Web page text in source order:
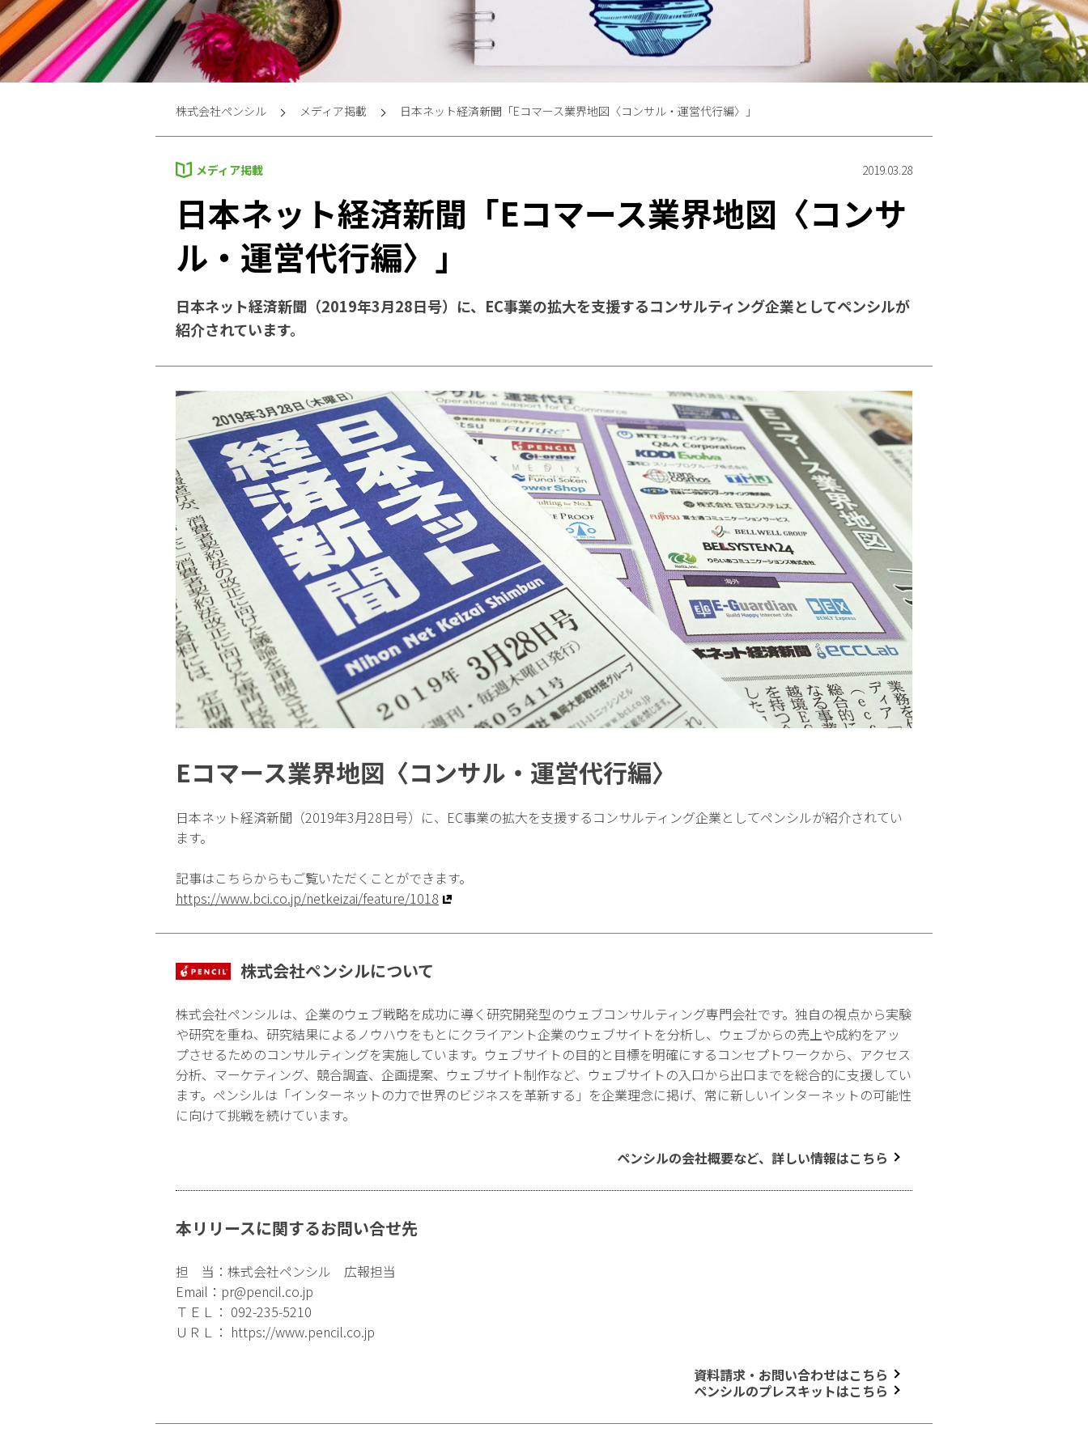
株式会社ペンシル メディア掲載 日本ネット経済新聞「Eコマース業界地図〈コンサル・運営代行編〉」
メディア掲載 2019.03.28
日本ネット経済新聞「Eコマース業界地図〈コンサ
ル・運営代行編〉」
日本ネット経済新聞（2019年3月28日号）に、EC事業の拡大を支援するコンサルティング企業としてペンシルが
紹介されています。
Eコマース業界地図〈コンサル・運営代行編〉
日本ネット経済新聞（2019年3月28日号）に、EC事業の拡大を支援するコンサルティング企業としてペンシルが紹介されてい
ます。
記事はこちらからもご覧いただくことができます。
https://www.bci.co.jp/netkeizai/feature/1018
株式会社ペンシルについて
株式会社ペンシルは、企業のウェブ戦略を成功に導く研究開発型のウェブコンサルティング専門会社です。独自の視点から実験
や研究を重ね、研究結果によるノウハウをもとにクライアント企業のウェブサイトを分析し、ウェブからの売上や成約をアッ
プさせるためのコンサルティングを実施しています。ウェブサイトの目的と目標を明確にするコンセプトワークから、アクセス
分析、マーケティング、競合調査、企画提案、ウェブサイト制作など、ウェブサイトの入口から出口までを総合的に支援してい
ます。ペンシルは「インターネットの力で世界のビジネスを革新する」を企業理念に掲げ、常に新しいインターネットの可能性
に向けて挑戦を続けています。
ペンシルの会社概要など、詳しい情報はこちら
本リリースに関するお問い合せ先
担 当：株式会社ペンシル 広報担当
Email： pr@pencil.co.jp
ＴＥＬ： 092-235-5210
ＵＲＬ： https://www.pencil.co.jp
資料請求・お問い合わせはこちら
ペンシルのプレスキットはこちら